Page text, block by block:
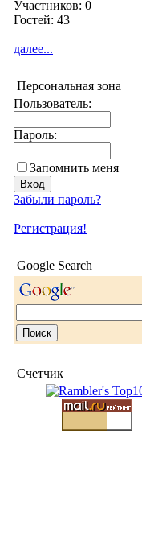
Участников: 0
Гостей: 43
далее...
Персональная зона
Пользователь:
Пароль:
Запомнить меня
Забыли пароль?
Регистрация!
Google Search
Счетчик